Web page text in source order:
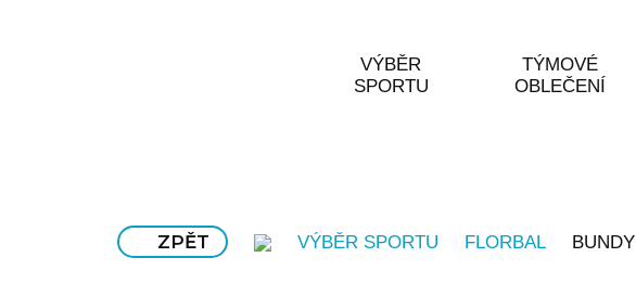
VÝBĚR
SPORTU
TÝMOVÉ
OBLEČENÍ
ZPĚT VÝBĚR SPORTU FLORBAL BUNDY